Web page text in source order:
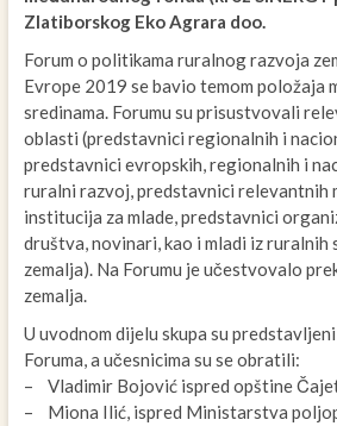
Zlatiborskog Eko Agrara doo.
Forum o politikama ruralnog razvoja
Evrope 2019 se bavio temom položaja
sredinama. Forumu su prisustvovali
oblasti (predstavnici regionalnih i
predstavnici evropskih, regionalnih i
ruralni razvoj, predstavnici relevantnih
institucija za mlade, predstavnici
društva, novinari, kao i mladi iz ruralnih
zemalja). Na Forumu je učestvovalo
zemalja.
U uvodnom dijelu skupa su
Foruma, a učesnicima su se obratili:
– Vladimir Bojović ispred opštine
– Miona Ilić, ispred Ministarstva